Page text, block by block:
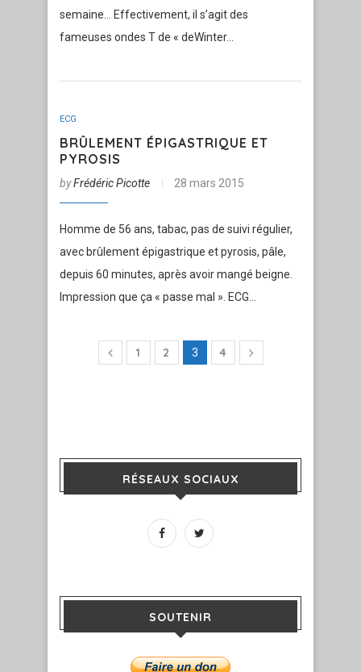
semaine… Effectivement, il s’agit des
fameuses ondes T de « deWinter…
ECG
BRÛLEMENT ÉPIGASTRIQUE ET
PYROSIS
byFrédéric Picotte 28 mars 2015
Homme de 56 ans, tabac, pas de suivi régulier,
avec brûlement épigastrique et pyrosis, pâle,
depuis 60 minutes, après avoir mangé beigne.
Impression que ça « passe mal ». ECG…
1 2 3 4
RÉSEAUX SOCIAUX
SOUTENIR